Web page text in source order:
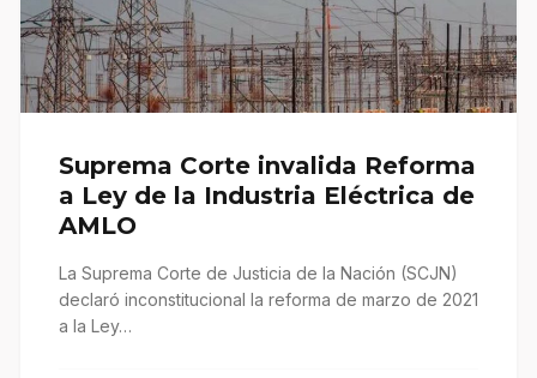
Suprema Corte invalida Reforma
a Ley de la Industria Eléctrica de
AMLO
La Suprema Corte de Justicia de la Nación (SCJN)
declaró inconstitucional la reforma de marzo de 2021
a la Ley…